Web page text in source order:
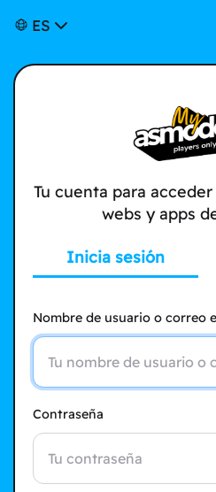
ES
Tu cuenta para
webs y apps
Inicia sesión
Nombre de usuario o correo
Contraseña